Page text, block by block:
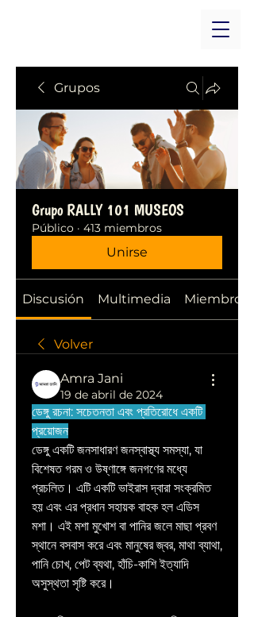
Grupos
Grupo RALLY 101 MUSEOS
Público · 413 miembros
Unirse
Discusión Multimedia Miembros
Volver
Amra Jani
19 de abril de 2024
ডেঙ্গু রচনা: সচেতনতা এবং প্রতিরোধে একটি
প্রয়োজন
ডেঙ্গু একটি জনসাধারণ জনস্বাস্থ্য সমস্যা, যা
বিশেষত গরম ও উষ্ণাঙ্গে জনগণের মধ্যে
প্রচলিত। এটি একটি ভাইরাস দ্বারা সংক্রমিত
হয় এবং এর প্রধান সহায়ক বাহক হল এডিস
মশা। এই মশা মুখোশ বা পানির জলে মাছা প্রবণ
স্থানে বসবাস করে এবং মানুষের জ্বর, মাথা ব্যাথা,
পানি চোখ, পেট ব্যথা, হাঁচি-কাশি ইত্যাদি
অসুস্থতা সৃষ্টি করে।